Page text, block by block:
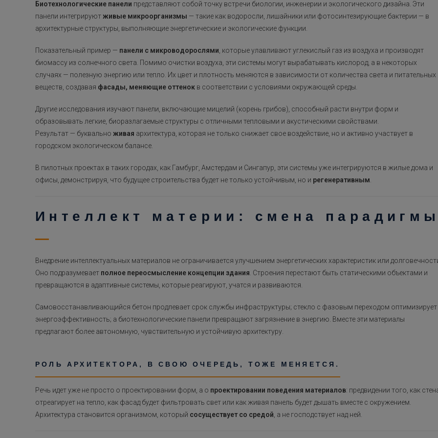
Биотехнологические панели представляют собой точку встречи биологии, инженерии и экологического дизайна. Эти
панели интегрируютживые микроорганизмы — такие как водоросли, лишайники или фотосинтезирующие бактерии — в
архитектурные структуры, выполняющие энергетические и экологические функции.
Показательный пример — панели с микроводорослями , которые улавливают углекислый газ из воздуха и производят
биомассу из солнечного света. Помимо очистки воздуха, эти системы могут вырабатывать кислород, а в некоторых
случаях — полезную энергию или тепло. Их цвет и плотность меняются в зависимости от количества света и питательных
веществ, создавая фасады, меняющие оттенок в соответствии с условиями окружающей среды.
Другие исследования изучают панели, включающие мицелий (корень грибов), способный расти внутри форм и
образовывать легкие, биоразлагаемые структуры с отличными тепловыми и акустическими свойствами.
Результат — буквально живая архитектура, которая не только снижает свое воздействие, но и активно участвует в
городском экологическом балансе.
В пилотных проектах в таких городах, как Гамбург, Амстердам и Сингапур, эти системы уже интегрируются в жилые дома и
офисы, демонстрируя, что будущее строительства будет не только устойчивым, но и регенеративным
Интеллект материи: смена
Внедрение интеллектуальных материалов не ограничивается улучшением энергетических характеристик или
Оно подразумевает полное переосмысление концепции здания . Строения перестают быть статическими объектами и
превращаются в адаптивные системы, которые реагируют, учатся и развиваются.
Самовосстанавливающийся бетон продлевает срок службы инфраструктуры; стекло с фазовым переходом оптимизирует
энергоэффективность; а биотехнологические панели превращают загрязнение в энергию. Вместе эти материалы
предлагают более автономную, чувствительную и устойчивую архитектуру.
РОЛЬ АРХИТЕКТОРА, В СВОЮ ОЧЕРЕДЬ, ТОЖЕ МЕНЯЕТСЯ.
Речь идет уже не просто о проектировании форм, а о проектировании поведения материалов: предвидении того, как
отреагирует на тепло, как фасад будет фильтровать свет или как живая панель будет дышать вместе с окружением.
Архитектура становится организмом, который сосуществует со средой , а не господствует над ней.